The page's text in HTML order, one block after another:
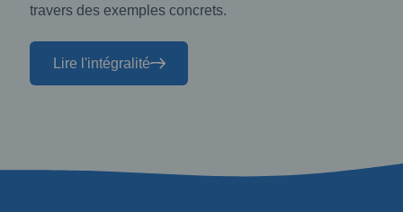
travers des exemples concrets.
Lire l'intégralité